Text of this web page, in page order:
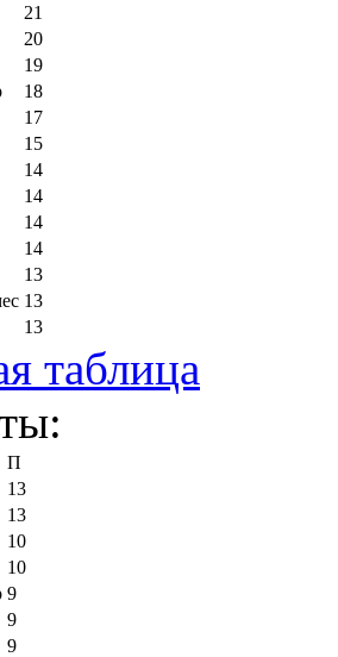
21
20
19
18
17
15
14
14
14
14
13
13
13
таблица
П
13
13
10
10
9
9
9